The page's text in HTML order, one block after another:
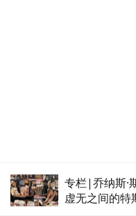
张志军谈两岸
点希望
老挝国会主席赛宋